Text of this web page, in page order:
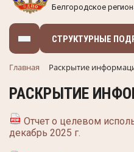
Белгородское
СТРУКТУРНЫЕ
Главная Раскрытие
РАСКРЫТИЕ
Отчет о целевом
декабрь 2025 г.